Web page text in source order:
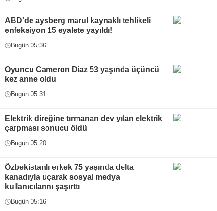
ABD'de aysberg marul kaynaklı tehlikeli
enfeksiyon 15 eyalete yayıldı!
Bugün 05:36
Oyuncu Cameron Diaz 53 yaşında üçüncü
kez anne oldu
Bugün 05:31
Elektrik direğine tırmanan dev yılan elektrik
çarpması sonucu öldü
Bugün 05:20
Özbekistanlı erkek 75 yaşında delta
kanadıyla uçarak sosyal medya
kullanıcılarını şaşırttı
Bugün 05:16